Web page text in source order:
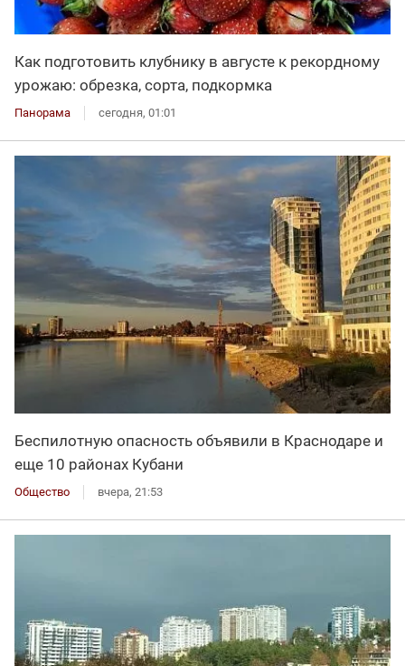
Как подготовить клубнику в августе к рекордному
урожаю: обрезка, сорта, подкормка
Панорама сегодня, 01:01
Беспилотную опасность объявили в Краснодаре и
еще 10 районах Кубани
Общество вчера, 21:53